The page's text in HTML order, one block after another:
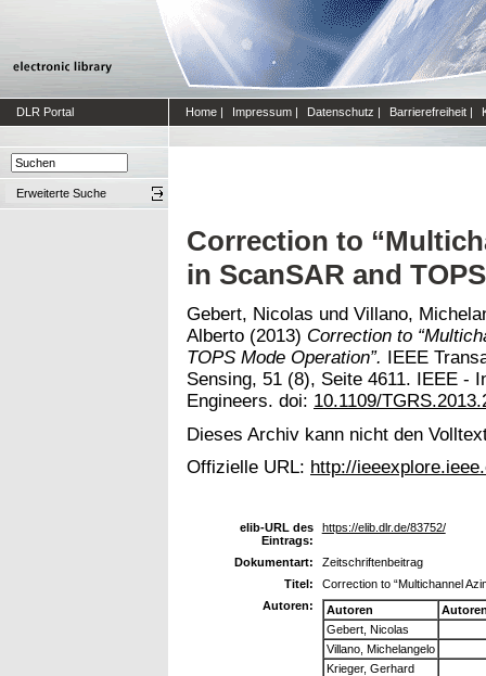
DLR Portal Home | Impressum | Datenschutz | Barrierefreiheit |
Erweiterte Suche
Correction to
in ScanSAR and
Gebert, Nicolas und Villano,
Alberto (2013) Correction to
TOPS Mode Operation”. IEEE
Sensing, 51 (8), Seite 4611. IEEE -
Engineers. doi: 10.1109/
Dieses Archiv kann nicht den
Offizielle URL: http://
elib-URL des
Eintrags:
https://elib.dlr.de/83752/
Dokumentart:
Zeitschriftenbeitrag
Titel:
Correction to “Multichannel
Autoren:
Autoren
Gebert, Nicolas
Villano, Michelangelo
Krieger, Gerhard